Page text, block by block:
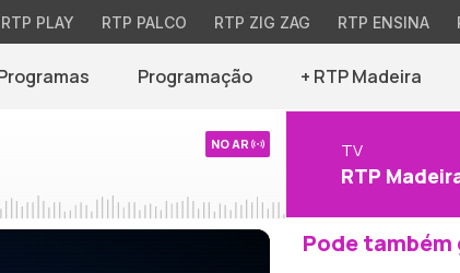
RTP PLAY RTP PALCO RTP ZIG ZAG RTP ENSINA
Programação + RTP Madeira
NO AR TV
RTP
Pode